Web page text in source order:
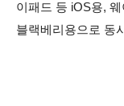
이패드 등 iOS용,
블랙베리용으로 동